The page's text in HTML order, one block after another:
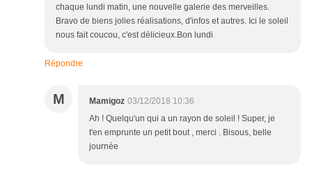
chaque lundi matin, une nouvelle galerie des merveilles.
Bravo de biens jolies réalisations, d'infos et autres. Ici le soleil
nous fait coucou, c'est délicieux.Bon lundi
Répondre
M Mamigoz 03/12/2018 10:36
Ah ! Quelqu'un qui a un rayon de soleil ! Super, je
t'en emprunte un petit bout , merci . Bisous, belle
journée